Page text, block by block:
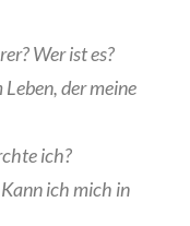
Wer ist es?
der meine
ich?
ich mich in